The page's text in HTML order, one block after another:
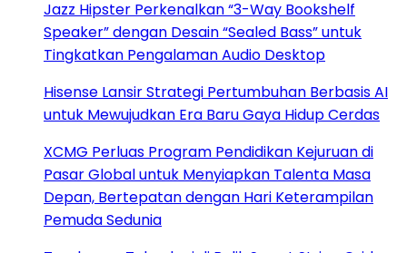
Jazz Hipster Perkenalkan “3-Way Bookshelf
Speaker” dengan Desain “Sealed Bass” untuk
Tingkatkan Pengalaman Audio Desktop
Hisense Lansir Strategi Pertumbuhan Berbasis AI
untuk Mewujudkan Era Baru Gaya Hidup Cerdas
XCMG Perluas Program Pendidikan Kejuruan di
Pasar Global untuk Menyiapkan Talenta Masa
Depan, Bertepatan dengan Hari Keterampilan
Pemuda Sedunia